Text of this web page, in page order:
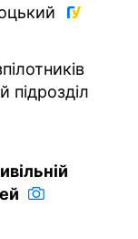
підрозділ